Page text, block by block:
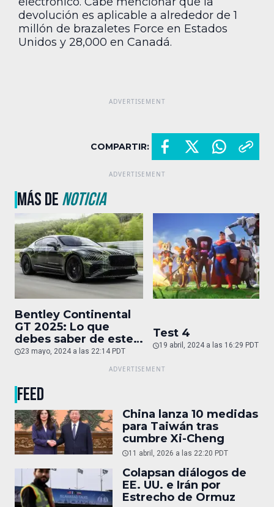
devolución es aplicable a alrededor de 1
millón de brazaletes Force en Estados
Unidos y 28,000 en Canadá.
COMPARTIR:
MÁS DENOTICIA
Bentley Continental
GT 2025: Lo que
debes saber de este
auto de superlujo
23 mayo, 2024 a las 22:14 PDT
Test 4
19 abril, 2024 a las 16:29 PDT
FEED
China lanza 10 medidas
para Taiwán tras
cumbre Xi-Cheng
11 abril, 2026 a las 22:20 PDT
Colapsan diálogos de
EE. UU. e Irán por
Estrecho de Ormuz